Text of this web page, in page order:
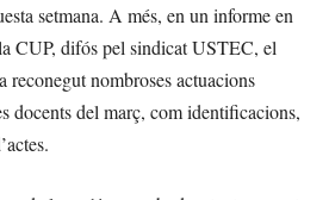
setmana. A més, en un informe en
CUP, difós pel sindicat USTEC, el
reconegut nombroses actuacions
docents del març, com identificacions,